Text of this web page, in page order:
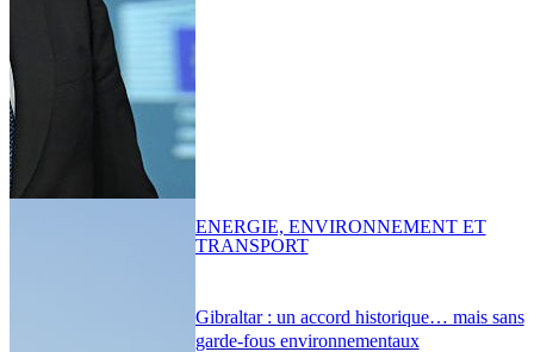
Gibraltar : un accord historique… mais sans
garde-fous environnementaux
ENERGIE, ENVIRONNEMENT ET
TRANSPORT